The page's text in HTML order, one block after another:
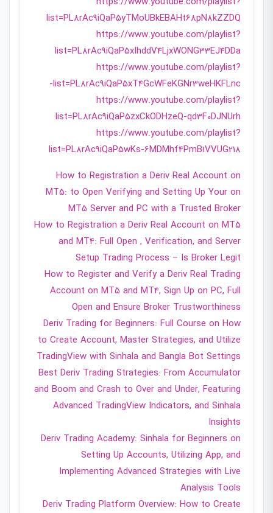
list=PL8rAc9iQaP5yTMoUBkEBAHt68pN8kZZDQ
https://www.youtube.com/playlist?
list=PL8rAc9iQaP5xIhddV4LjxWONG33EJ4DDa
https://www.youtube.com/playlist?
list=PL8rAc9iQaP5xT4GcWFeKGNr3weHKFLnc-
https://www.youtube.com/playlist?
list=PL8rAc9iQaP5zxCkODHzeQ-qd3F0DJNUrh
https://www.youtube.com/playlist?
list=PL8rAc9iQaP5wKs-6MDMhf4PmB1VVUG218
How to Registration a Deriv Real Account on
MT5: to Open Verifying and Setting Up Your on
MT5 Server and PC with a Trusted Broker
How to Registration a Deriv Real Account on MT5
and MT4: Full Open , Verification, and Server
Setup Trading Process – Is Broker Legit
How to Register and Verify a Deriv Real Trading
Account on MT5 and MT4, Sign Up on PC, Full
Open and Ensure Broker Trustworthiness
Deriv Trading for Beginners: Full Course on How
to Create Account, Master Strategies, and Utilize
TradingView with Sinhala and Bangla Bot Settings
Best Deriv Trading Strategies: From Accumulator
and Boom and Crash to Over and Under, Featuring
Advanced TradingView Indicators, and Sinhala
Insights
Deriv Trading Academy: Sinhala for Beginners on
Setting Up Accounts, Utilizing App, and
Implementing Advanced Strategies with Live
Analysis Tools
Deriv Trading Platform Overview: How to Create